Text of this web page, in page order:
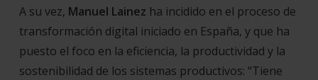
A su vez, Manuel Lainez ha incidido en el proceso de
transformación digital iniciado en España, y que ha
puesto el foco en la eficiencia, la productividad y la
sostenibilidad de los sistemas productivos: “Tiene